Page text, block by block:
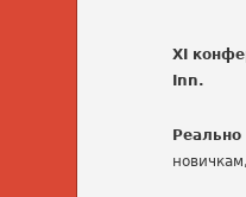
XI
Inn.